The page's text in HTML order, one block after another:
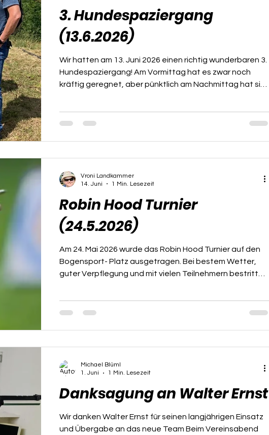
3. Hundespaziergang
(13.6.2026)
Wir hatten am 13. Juni 2026 einen richtig wunderbaren 3.
Hundespaziergang! Am Vormittag hat es zwar noch
kräftig geregnet, aber pünktlich am Nachmittag hat sich
gelaunten Menschen und 4 energiegeladenen Rüden
Wagram und weiter bis nach Pettendorf zum
beeindruckenden Leeberg,
Robin Hood Turnier
(24.5.2026)
Am 24. Mai 2026 wurde das Robin Hood Turnier auf den
Bogensport- Platz ausgetragen. Bei bestem Wetter,
guter Verpflegung und mit vielen Teilnehmern bestritten
2.Platz Lagara Damian bei den Damen: 1.Platz
2.Platz Wolf Hubert 3.Platz Pfeiffer Thomas Wir
gratulieren
Vroni Landkammer
14. Juni
1 Min. Lesezeit
Danksagung an Walter Ernst
Wir danken Walter Ernst für seinen langjährigen Einsatz
und Übergabe an das neue Team Beim Vereinsabend
Michael Blüml
1. Juni
1 Min. Lesezeit